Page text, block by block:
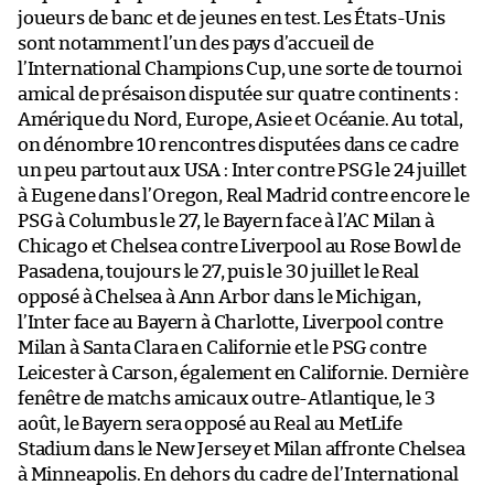
joueurs de banc et de jeunes en test. Les États-Unis
sont notamment l’un des pays d’accueil de
l’International Champions Cup, une sorte de tournoi
amical de présaison disputée sur quatre continents :
Amérique du Nord, Europe, Asie et Océanie. Au total,
on dénombre 10 rencontres disputées dans ce cadre
un peu partout aux USA : Inter contre PSG le 24 juillet
à Eugene dans l’Oregon, Real Madrid contre encore le
PSG à Columbus le 27, le Bayern face à l’AC Milan à
Chicago et Chelsea contre Liverpool au Rose Bowl de
Pasadena, toujours le 27, puis le 30 juillet le Real
opposé à Chelsea à Ann Arbor dans le Michigan,
l’Inter face au Bayern à Charlotte, Liverpool contre
Milan à Santa Clara en Californie et le PSG contre
Leicester à Carson, également en Californie. Dernière
fenêtre de matchs amicaux outre-Atlantique, le 3
août, le Bayern sera opposé au Real au MetLife
Stadium dans le New Jersey et Milan affronte Chelsea
à Minneapolis. En dehors du cadre de l’International